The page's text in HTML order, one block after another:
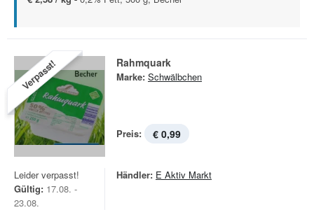
Verpasst! Rahmquark
Marke: Schwälbchen
Preis: € 0,99
Leider verpasst!
Gültig: 17.08. -
23.08.
Händler: E Aktiv Markt